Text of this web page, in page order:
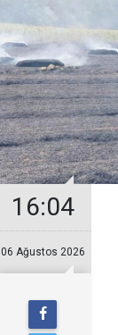
16:04
06 Ağustos 2026